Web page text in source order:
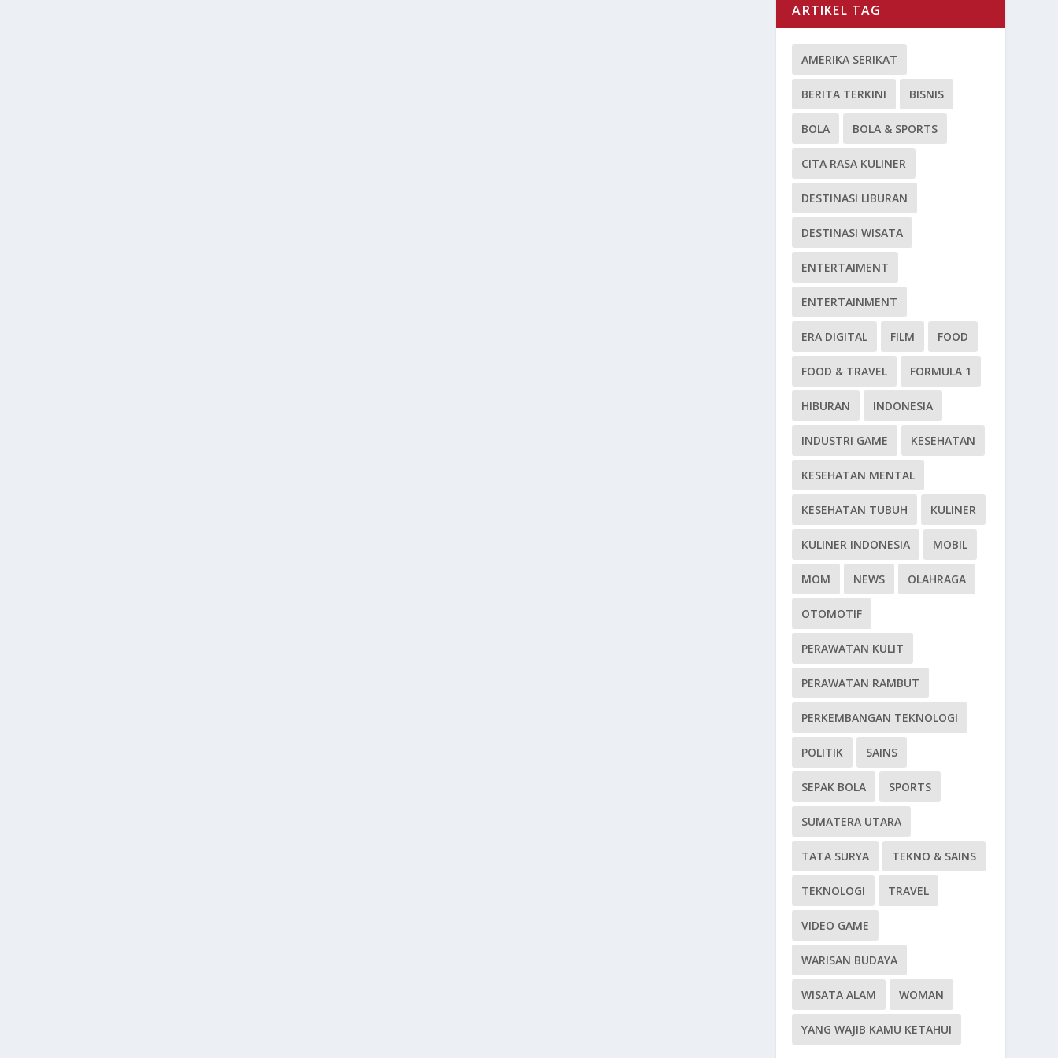
ARTIKEL TAG
AMERIKA SERIKAT
BERITA TERKINI BISNIS
BOLA BOLA & SPORTS
CITA RASA KULINER
DESTINASI LIBURAN
DESTINASI WISATA
ENTERTAIMENT
ENTERTAINMENT
ERA DIGITAL FILM FOOD
FOOD & TRAVEL FORMULA 1
HIBURAN INDONESIA
INDUSTRI GAME KESEHATAN
KESEHATAN MENTAL
KESEHATAN TUBUH KULINER
KULINER INDONESIA MOBIL
MOM NEWS OLAHRAGA
OTOMOTIF
PERAWATAN KULIT
PERAWATAN RAMBUT
PERKEMBANGAN TEKNOLOGI
POLITIK SAINS
SEPAK BOLA SPORTS
SUMATERA UTARA
TATA SURYA TEKNO & SAINS
TEKNOLOGI TRAVEL
VIDEO GAME
WARISAN BUDAYA
WISATA ALAM WOMAN
YANG WAJIB KAMU KETAHUI